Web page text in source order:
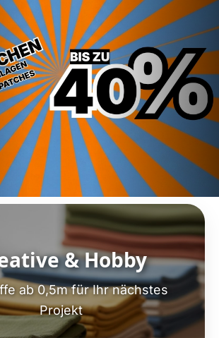
& Hobby
ab 0,5m für Ihr nächstes
Projekt